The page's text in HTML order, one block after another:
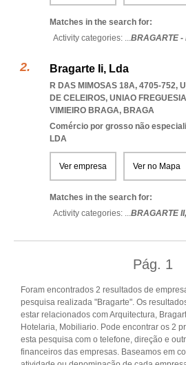
Matches in the search for:
Activity categories: ...BRAGARTE -
Bragarte Ii, Lda
R DAS MIMOSAS 18A, 4705-752,
DE CELEIROS, UNIAO
VIMIEIRO BRAGA, BRAGA
Comércio por grosso não
LDA
Ver empresa Ver no Mapa
Matches in the search for:
Activity categories: ...BRAGARTE II,
Pág. 1
Foram encontrados 2 resultados de
pesquisa realizada "Bragarte". Os
estar relacionados com Arquitectura,
Hotelaria, Mobiliario. Pode encontrar os 2
esta pesquisa com o telefone, direção e
financeiros das empresas. Baseamos em